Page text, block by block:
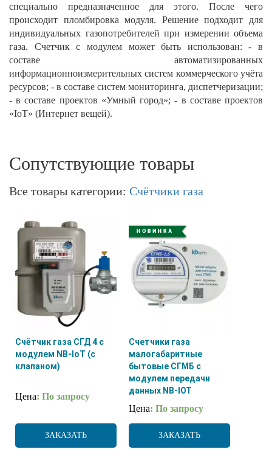
специально предназначенное для этого. После чего
происходит пломбировка модуля. Решение подходит для
индивидуальных газопотребителей при измерении объема
газа. Счетчик с модулем может быть использован: - в
составе автоматизированных
информационноизмерительных систем коммерческого учёта
ресурсов; - в составе систем мониторинга, диспетчеризации;
- в составе проектов «Умный город»; - в составе проектов
«IoT» (Интернет вещей).
Сопутствующие товары
Все товары категории: Счётчики газа
Счётчик газа СГД 4 с
модулем NB-IoT (с
клапаном)
Цена: По запросу
ЗАКАЗАТЬ
Счетчики газа
малогабаритные
бытовые СГМБ с
модулем передачи
данных NB-IOT
Цена: По запросу
ЗАКАЗАТЬ